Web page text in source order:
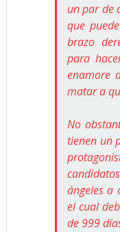
un par de
que
brazo
para
enamore
matar a
No
tienen un
ángeles a
el cual
de 999